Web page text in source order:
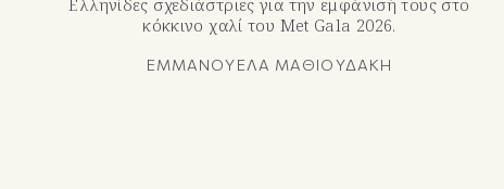
κόκκινο χαλί του Met Gala 2026.
ΕΜΜΑΝΟΥΕΛΑ ΜΑΘΙΟΥΔΑΚΗ